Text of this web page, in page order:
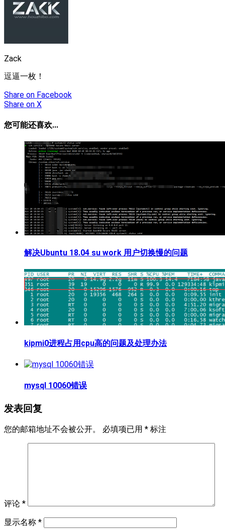
Zack
逗逼一枚！
Share on Facebook
Share on X
您可能还喜欢...
解决Ubuntu 18.04 su work 用户切换慢的问题
kipmi0进程占用cpu高的问题及处理办法
mysql 10060错误
发表回复
您的邮箱地址不会被公开。 必填项已用 * 标注
评论 *
显示名称 *